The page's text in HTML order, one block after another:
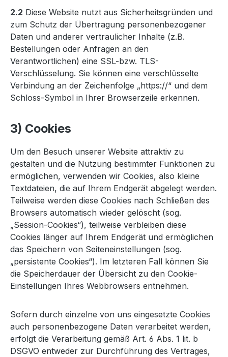
2.2 Diese Website nutzt aus Sicherheitsgründen und
zum Schutz der Übertragung personenbezogener
Daten und anderer vertraulicher Inhalte (z.B.
Bestellungen oder Anfragen an den
Verantwortlichen) eine SSL-bzw. TLS-
Verschlüsselung. Sie können eine verschlüsselte
Verbindung an der Zeichenfolge „https://“ und dem
Schloss-Symbol in Ihrer Browserzeile erkennen.
3) Cookies
Um den Besuch unserer Website attraktiv zu
gestalten und die Nutzung bestimmter Funktionen zu
ermöglichen, verwenden wir Cookies, also kleine
Textdateien, die auf Ihrem Endgerät abgelegt werden.
Teilweise werden diese Cookies nach Schließen des
Browsers automatisch wieder gelöscht (sog.
„Session-Cookies“), teilweise verbleiben diese
Cookies länger auf Ihrem Endgerät und ermöglichen
das Speichern von Seiteneinstellungen (sog.
„persistente Cookies“). Im letzteren Fall können Sie
die Speicherdauer der Übersicht zu den Cookie-
Einstellungen Ihres Webbrowsers entnehmen.
Sofern durch einzelne von uns eingesetzte Cookies
auch personenbezogene Daten verarbeitet werden,
erfolgt die Verarbeitung gemäß Art. 6 Abs. 1 lit. b
DSGVO entweder zur Durchführung des Vertrages,